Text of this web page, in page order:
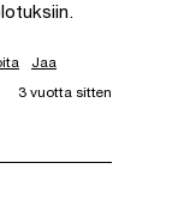
Jaa
3 vuotta sitten